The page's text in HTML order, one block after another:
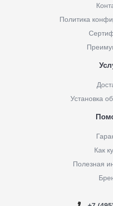
Политика
Установка
Как
Полезная